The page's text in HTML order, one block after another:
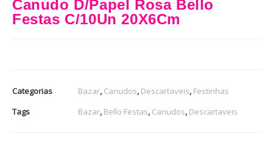
Canudo D/Papel Rosa Bello
Festas C/10Un 20X6Cm
Categorias Bazar, Canudos, Descartaveis, Festinhas
Tags
Bazar, Bello Festas, Canudos, Descartaveis